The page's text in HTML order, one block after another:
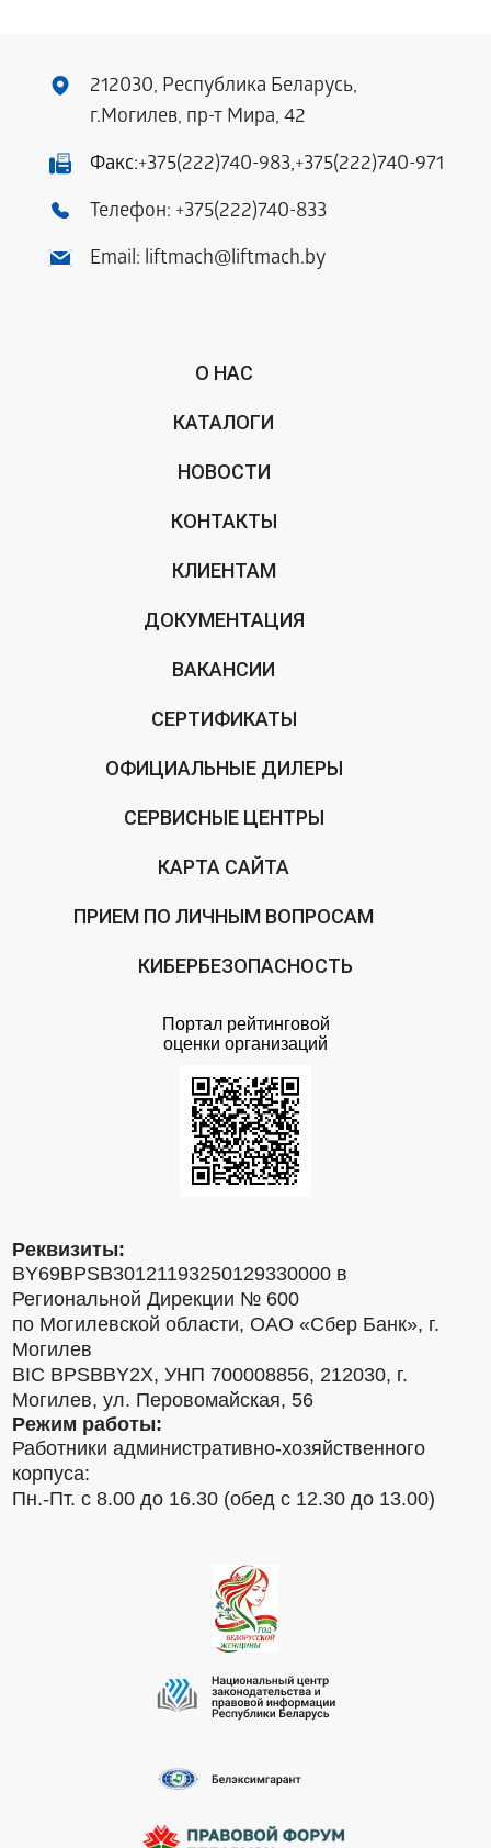
212030, Республика Беларусь,
г.Могилев, пр-т Мира, 42
Факс:+375(222)740-983,+375(222)740-971
Телефон: +375(222)740-833
Email: liftmach@liftmach.by
О НАС
КАТАЛОГИ
НОВОСТИ
КОНТАКТЫ
КЛИЕНТАМ
ДОКУМЕНТАЦИЯ
ВАКАНСИИ
СЕРТИФИКАТЫ
ОФИЦИАЛЬНЫЕ ДИЛЕРЫ
СЕРВИСНЫЕ ЦЕНТРЫ
КАРТА САЙТА
ПРИЕМ ПО ЛИЧНЫМ ВОПРОСАМ
КИБЕРБЕЗОПАСНОСТЬ
Портал рейтинговой
оценки организаций
Реквизиты:
BY69BPSB30121193250129330000 в
Региональной Дирекции № 600
по Могилевской области, ОАО «Сбер Банк», г.
Могилев
BIC BPSBBY2X, УНП 700008856, 212030, г.
Могилев, ул. Перовомайская, 56
Режим работы:
Работники административно-хозяйственного
корпуса:
Пн.-Пт. с 8.00 до 16.30 (обед с 12.30 до 13.00)